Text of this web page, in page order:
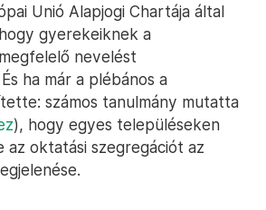
Unió Alapjogi Chartája által
gyerekeiknek a
nevelést
ha már a plébános a
számos tanulmány mutatta
), hogy egyes településeken
oktatási szegregációt az